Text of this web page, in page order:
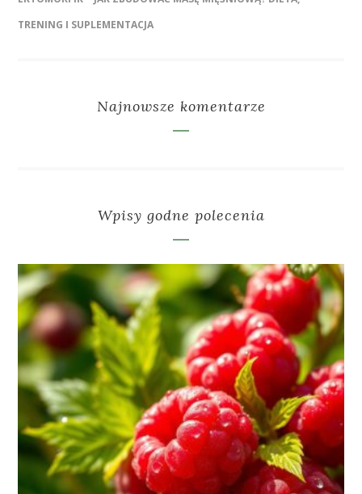
TRENING I SUPLEMENTACJA
Najnowsze komentarze
Wpisy godne polecenia